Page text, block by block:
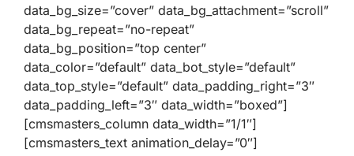
data_bg_size=”cover” data_bg_attachment=”scroll”
data_bg_repeat=”no-repeat”
data_bg_position=”top center”
data_color=”default” data_bot_style=”default”
data_top_style=”default” data_padding_right=”3″
data_padding_left=”3″ data_width=”boxed”]
[cmsmasters_column data_width=”1/1″]
[cmsmasters_text animation_delay=”0″]